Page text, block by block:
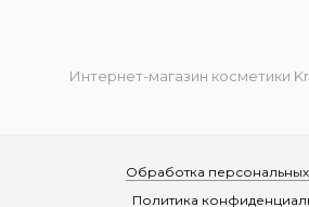
Интернет-магазин косметики
Обработка
Политика